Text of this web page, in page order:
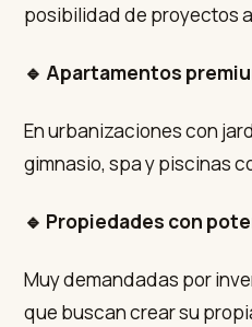
posibilidad de proyectos
🔹 Apartamentos
En urbanizaciones con
gimnasio, spa y piscinas
🔹 Propiedades con
Muy demandadas por
que buscan crear su